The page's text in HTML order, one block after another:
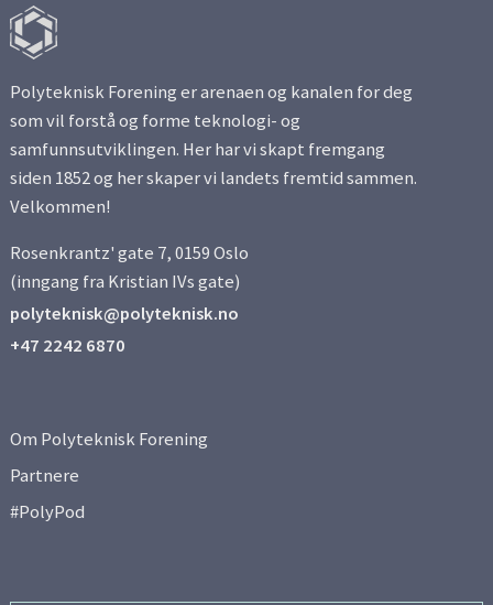
Polyteknisk Forening er arenaen og kanalen for deg
som vil forstå og forme teknologi- og
samfunnsutviklingen. Her har vi skapt fremgang
siden 1852 og her skaper vi landets fremtid sammen.
Velkommen!
Rosenkrantz' gate 7, 0159 Oslo
(inngang fra Kristian IVs gate)
polyteknisk@polyteknisk.no
+47 2242 6870
Om Polyteknisk Forening
Partnere
#PolyPod